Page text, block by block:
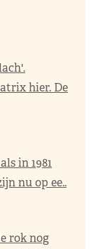
hier. De
in 1981
nu op ee..
rok nog